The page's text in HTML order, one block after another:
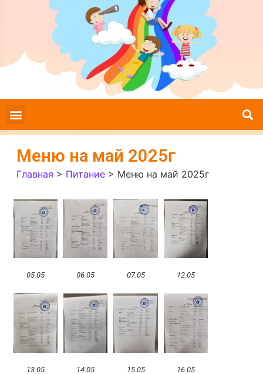
Меню на май 2025г
Главная > Питание > Меню на май 2025г
05.05 06.05 07.05 12.05
13.05 14.05 15.05 16.05